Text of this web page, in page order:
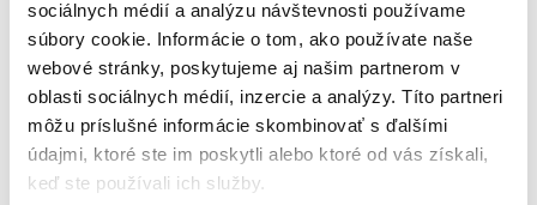
sociálnych médií a analýzu návštevnosti používame
súbory cookie. Informácie o tom, ako používate naše
webové stránky, poskytujeme aj našim partnerom v
oblasti sociálnych médií, inzercie a analýzy. Títo partneri
môžu príslušné informácie skombinovať s ďalšími
údajmi, ktoré ste im poskytli alebo ktoré od vás získali,
keď ste používali ich služby.
Vysoké Tatry
Nízke Tatry